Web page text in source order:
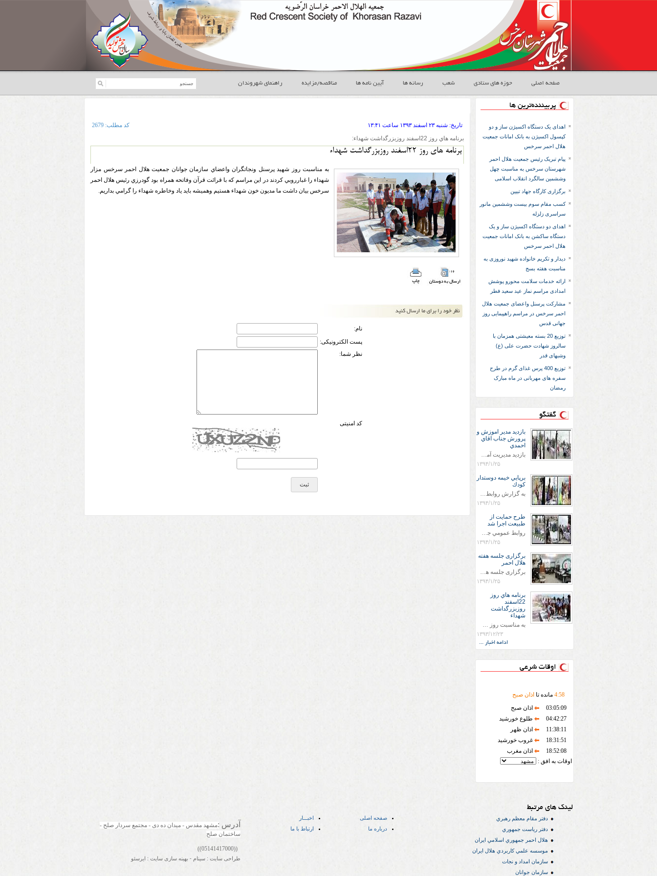
صفحه اصلی حوزه های ستادی شعب رسانه ها آیین نامه ها مناقصه/مزایده راهنمای شهروندان
پربیننده‌ترین ها
اهدای یک دستگاه اکسیژن ساز و دو
کپسول اکسیژن به بانک امانات جمعیت
هلال احمر سرخس
پیام تبریک رئیس جمعیت هلال احمر
شهرستان سرخس به مناسبت چهل
وششمین سالگرد انقلاب اسلامی
برگزاری کارگاه جهاد تبیین
کسب مقام سوم بیست وششمین مانور
سراسری زلزله
اهدای دو دستگاه اکسیژن ساز و یک
دستگاه ساکشن به بانک امانات جمعیت
هلال احمر سرخس
دیدار و تکریم خانواده شهید نوروزی به
مناسبت هفته بسج
ارائه خدمات سلامت محورو پوشش
امدادی مراسم نماز عید سعید فطر
مشارکت پرسنل واعضای جمعیت هلال
احمر سرخس در مراسم راهپیمایی روز
جهانی قدس
توزیع 20 بسته معیشتی همزمان با
سالروز شهادت حضرت علی (ع)
وشبهای قدر
توزیع 400 پرس غذای گرم در طرح
سفره های مهربانی در ماه مبارک
رمضان
گفتگو
بازديد مدير اموزش و
پرورش جناب اقاي
احمدي
بازديد مديريت آموزش و پروش جناب اقاي احمدي به همراه اعضاي ستاد اسكان آموزش و پروش شهرستان سرخس در ساعت 11:30 در مورخه 11/1/1394 صورت گرفت و مسئولین با حضور در پست مسافرين نوروزی كه جمعیت هلال احمر شهرستان از نزدیک در جریان روند اجرای طرح های قرار گرفتند .
۱۳۹۴/۱/۲۵
برپايي خيمه دوستدار
كودك
به گزارش روابط عمومي جمعيت هلال احمر شهرستان سرخس علاوه بر اجرای خدمات امدادی، راهنمایی های گردشگری و موقعیت های جغرافیایی و برپایی چادرهای سلامت به منظور سنجش رایگان فشار و قندخون مسافران، ، خيمه هايي.با عنوان دوستدار کودک تجهیزشده که دراین فضا کودکان مراجعه کننده از طریق نقاشی و سایر هنرهای تجسمی با مفاهیم جمعیت هلال احمر و اصول هفتگانه آن آشنا می شوند. به دليل حضور چشم گير كودكان و خانواده ها سعی شده در قالب های متناسب با سنین کودکان مراجعه کنند
۱۳۹۴/۱/۲۵
طرح حمايت از
طبيعت اجرا شد
روابط عمومي جمعيت هلال احمر سرخس جمعيت هلال احمر سرخس در روز طبيعت جوانان جمعيت هلال احمر سرخس در راستاي حفاظت و حمايت از محيط زيست با انگيزه داشتن طبيعت زيبا و بدون زباله و جهت فرهنگ سازي طرح حمايت از طبيعت را اجرا نمودند. اين طرح با رويكرد حمايتي و اموزشي در خصوص اشتي باطبيعت اجرا شد و در اين طرح 700 عدد كيسه زباله وبروشور در خروجي هاي شهر بين همشهريان و مسافرين نوروزي توزيع گرديد و در راه بازگشت كيسه هاي زباله توسط همشهريان به مامورين محترم شهرداري مستقر در ورودي شهر
۱۳۹۴/۱/۲۵
برگزاری جلسه هفته
هلال احمر
برگزاری جلسه هفته هلال احمر این جلسه در ساعت 10:30 در مورخه 24/1/1394 در دفتر ریاست جمعیت هلال احمر سرخس با حضور ریاست وپرسنل جمعیت هلال احمر برگزار شد . در این جلسه جناب اقای گودرزی ریاست محترم هلال احمر سرخس ضمن قدردانی از پرسنل وعرض خسته نباشید در طرح های نوروزی در این سال که به فرمایش مقام معظم رهبری که سال دولت وملت همدلی و همزبانی نامگذاری شده است بتوانیم با همدلی و همزبانی بین پرسنل خدمت رسانی خوب و مناسبی به مردم و پیشبرد اهداف هلال احمر انجام دهیم
۱۳۹۴/۱/۲۵
برنامه هاي روز
22اسفند
روزبزرگداشت
شهداء
به مناسبت روز شهيد پرسنل ونجاتگران واعضاي سازمان جوانان جمعيت هلال احمر سرخس مزار شهداء را غبارروبي كردند .
۱۳۹۳/۱۲/۲۳
ادامه اخبار ...
اوقات شرعی
4:58 مانده تا اذان صبح
03:05:09
اذان صبح
04:42:27
طلوع خورشید
11:38:11
اذان ظهر
18:31:51
غروب خورشید
18:52:08
اذان مغرب
اوقات به افق :
تاريخ: ۱۳۹۳ شنبه ۲۳ اسفند ساعت ۱۳:۴۱ کد مطلب: 2679
برنامه هاي روز 22اسفند روزبزرگداشت شهداء:
برنامه هاي روز 22اسفند روزبزرگداشت شهداء
به مناسبت روز شهيد پرسنل ونجاتگران واعضاي سازمان جوانان جمعيت هلال احمر سرخس مزار
شهداء را غبارروبي كردند در اين مراسم كه با قرائت قرآن وفاتحه همراه بود گودرزي رئيس هلال احمر
سرخس بيان داشت ما مديون خون شهداء هستيم وهميشه بايد ياد وخاطره شهداء را گرامي بداريم.
نام:
پست الکترونیکی:
نظر شما:
کد امنیتی
لینک های مرتبط
دفتر مقام معظم رهبري
دفتر رياست جمهوري
هلال احمر جمهوري اسلامي ايران
موسسه علمي كاربردي هلال ایران
سازمان امداد و نجات
سازمان جوانان
صفحه اصلی
اخبـــار
درباره ما
ارتباط با ما آدرس :
ساختمان صلح
((05141417000))
طراحی سایت : سینام - بهینه سازی سایت : ایرسئو